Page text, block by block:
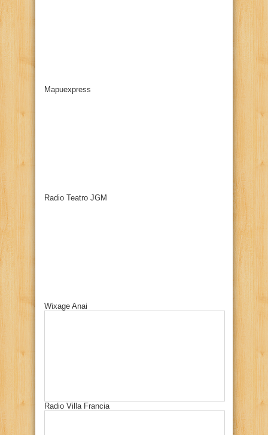
Mapuexpress
Radio Teatro JGM
Wixage Anai
Radio Villa Francia